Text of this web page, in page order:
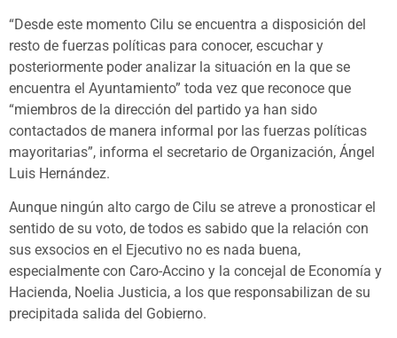
“Desde este momento Cilu se encuentra a disposición del
resto de fuerzas políticas para conocer, escuchar y
posteriormente poder analizar la situación en la que se
encuentra el Ayuntamiento” toda vez que reconoce que
“miembros de la dirección del partido ya han sido
contactados de manera informal por las fuerzas políticas
mayoritarias”, informa el secretario de Organización, Ángel
Luis Hernández.
Aunque ningún alto cargo de Cilu se atreve a pronosticar el
sentido de su voto, de todos es sabido que la relación con
sus exsocios en el Ejecutivo no es nada buena,
especialmente con Caro-Accino y la concejal de Economía y
Hacienda, Noelia Justicia, a los que responsabilizan de su
precipitada salida del Gobierno.